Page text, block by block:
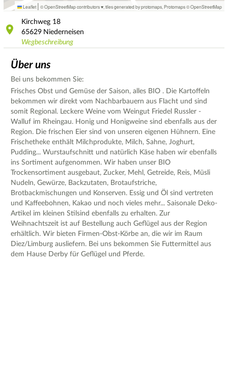
Leaflet | © OpenStreetMap contributors ♥, tiles generated by protomaps Protomaps©OpenStreetMap
Kirchweg 18
65629 Niederneisen
Wegbeschreibung
Über uns
Bei uns bekommen Sie:
Frisches Obst und Gemüse der Saison, alles BIO . Die Kartoffeln
bekommen wir direkt vom Nachbarbauern aus Flacht und sind
somit Regional. Leckere Weine vom Weingut Friedel Russler -
Walluf im Rheingau. Honig und Honigweine sind ebenfalls aus der
Region. Die frischen Eier sind von unseren eigenen Hühnern. Eine
Frischetheke enthält Milchprodukte, Milch, Sahne, Joghurt,
Pudding... Wurstaufschnitt und natürlich Käse haben wir ebenfalls
ins Sortiment aufgenommen. Wir haben unser BIO
Trockensortiment ausgebaut, Zucker, Mehl, Getreide, Reis, Müsli
Nudeln, Gewürze, Backzutaten, Brotaufstriche,
Brotbackmischungen und Konserven. Essig und Öl sind vertreten
und Kaffeebohnen, Kakao und noch vieles mehr... Saisonale Deko-
Artikel im kleinen Stilsind ebenfalls zu erhalten. Zur
Weihnachtszeit ist auf Bestellung auch Geflügel aus der Region
erhältlich. Wir bieten Firmen-Obst-Körbe an, die wir im Raum
Diez/Limburg ausliefern. Bei uns bekommen Sie Futtermittel aus
dem Hause Derby für Geflügel und Pferde.